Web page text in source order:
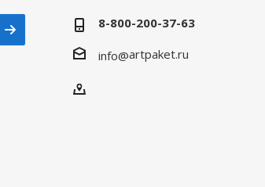
8-800-200-37-63
info@artpaket.ru